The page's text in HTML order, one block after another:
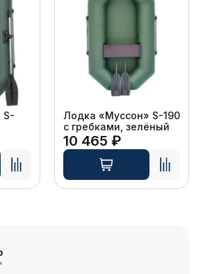
S-
Лодка «Муссон» S-190
с гребками, зелёный
10 465 ₽